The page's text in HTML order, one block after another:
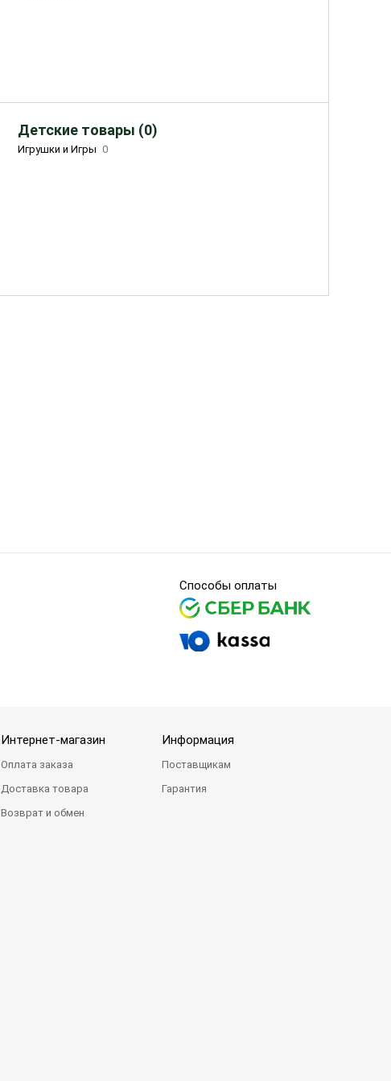
Детские товары (0)
Игрушки и Игры 0
Способы оплаты
Интернет-магазин
Оплата заказа
Доставка товара
Возврат и обмен
Информация
Поставщикам
Гарантия